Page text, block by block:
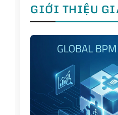
GIỚI THIỆU